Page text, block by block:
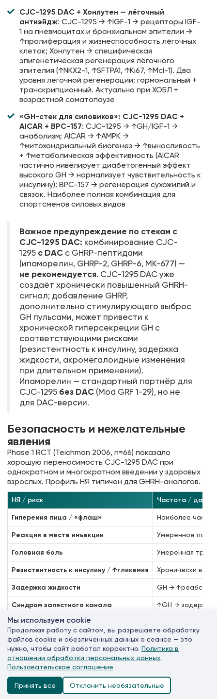
CJC-1295 DAC + Хонлутен — лёгочный
антиэйдж: CJC-1295 → ↑IGF-1 → рецепторы IGF-
1 на пневмоцитах и бронхиальном эпителии →
↑пролиферация и жизнеспособность лёгочных
клеток; Хонлутен → специфическая
эпигенетическая регенерация лёгочного
эпителия (↑NKX2-1, ↑SFTPA1, ↑Ki67, ↑Mcl-1). Два
уровня лёгочной регенерации: гормональный +
транскрипционный. Актуально при ХОБЛ +
возрастной соматопаузе
«GH-стек для силовиков»: CJC-1295 DAC +
AICAR + BPC-157: CJC-1295 → ↑GH/IGF-1 →
анаболизм; AICAR → ↑AMPK →
↑митохондриальный биогенез → ↑выносливость
+ ↑метаболическая эффективность (AICAR
частично нивелирует диабетогенный эффект
высокого GH → нормализует чувствительность к
инсулину); BPC-157 → регенерация сухожилий и
связок. Наиболее полная комбинация для
спортсменов силовых видов
Важное предупреждение по стекам с
CJC-1295 DAC: комбинирование CJC-
1295 с DAC с GHRP-пептидами
(ипаморелин, GHRP-2, GHRP-6, MK-677) —
не рекомендуется. CJC-1295 DAC уже
создаёт хронически повышенный GHRH-
сигнал; добавление GHRP,
дополнительно стимулирующего выброс
GH пульсами, может привести к
хронической гиперсекреции GH с
соответствующими рисками
(резистентность к инсулину, задержка
жидкости, акромегалоидные изменения
при длительном применении).
Ипаморелин — стандартный партнёр для
CJC-1295 без DAC (Mod GRF 1-29), но не
для DAC-версии.
Безопасность и нежелательные
явления
Phase 1 RCT (Teichman 2006, n=66) показало
хорошую переносимость CJC-1295 DAC при
однократном и многократном введении у здоровых
взрослых. Профиль НЯ типичен для GHRH-аналогов.
НЯ / риск Частота /
Гиперемия лица / «флаш» Наиболее
Реакция в месте инъекции Умеренное
Головная боль Умеренная
Резистентность к инсулину / ↑гликемия Хронически
Задержка жидкости GH →
Синдром запястного канала ↑GH → задержка
Онкологический риск
Десенситизация GHRH-рецепторов Теоретический
ПРОТИВОПОКАЗАНИЯ
Мы используем cookie
Продолжая работу с сайтом, вы разрешаете обработку
файлов cookie и обезличенных данных о сеансе — это
нужно, чтобы сайт работал корректно. Политика в
отношении обработки персональных данных
Пользовательское соглашение
Принять все Отклонить необязательные